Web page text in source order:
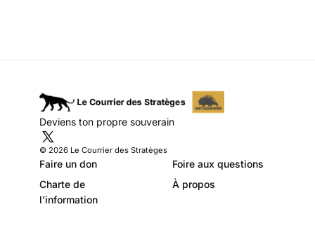
Deviens ton propre souverain
© 2026 Le Courrier des Stratèges
Faire un don
Foire aux questions
Charte de
l’information
À propos